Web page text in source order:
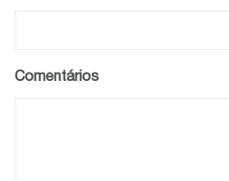
Comentários